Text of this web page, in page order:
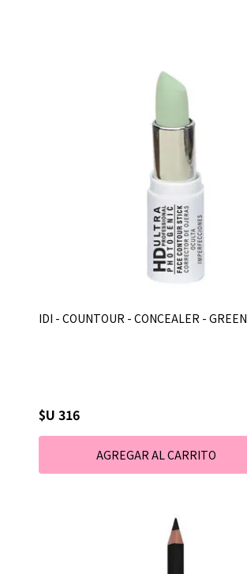
IDI - COUNTOUR - CONCEALER - GREEN
$U 316